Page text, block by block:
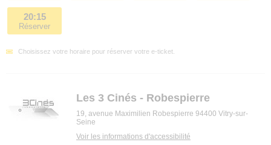
20:15
Réserver
Choisissez votre horaire pour réserver votre e-ticket.
Les 3 Cinés - Robespierre
19, avenue Maximilien Robespierre 94400 Vitry-sur-
Seine
Voir les informations d'accessibilité